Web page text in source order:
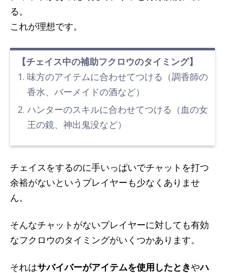
る。
これが理想です。
【チェイス中の補助フクロウのタイミング】
味方のアイテムに合わせてつける（調香師の
香水、バーメイドの酒など）
ハンターのスキルに合わせてつける（血の女
王の鏡、神出鬼没など）
チェイスをするのに手いっぱいでチャットを打つ
余裕がないというプレイヤーも少なくありませ
ん。
そんなチャットがないプレイヤーに対しても有効
なフクロウのタイミングがいくつかあります。
それはサバイバーがアイテムを使用したときやハ